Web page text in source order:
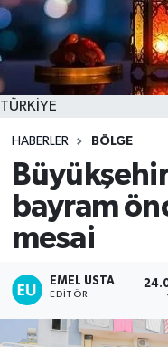
TÜRKİYE
HABERLER BÖLGE
bayram
mesai
EMEL USTA
EDITÖR